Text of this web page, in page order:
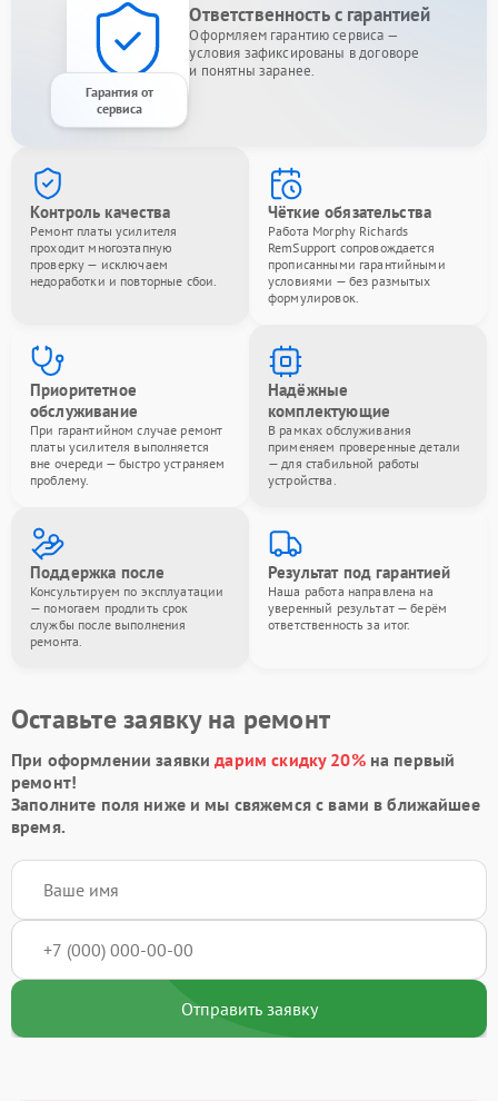
Гарантия от
сервиса
Ответственность с гарантией
Оформляем гарантию сервиса —
условия зафиксированы в договоре
и понятны заранее.
Контроль качества
Ремонт платы усилителя
проходит многоэтапную
проверку — исключаем
недоработки и повторные сбои.
Чёткие обязательства
Работа Morphy Richards
RemSupport сопровождается
прописанными гарантийными
условиями — без размытых
формулировок.
Приоритетное
обслуживание
При гарантийном случае ремонт
платы усилителя выполняется
вне очереди — быстро устраняем
проблему.
Надёжные
комплектующие
В рамках обслуживания
применяем проверенные детали
— для стабильной работы
устройства.
Поддержка после
Консультируем по эксплуатации
— помогаем продлить срок
службы после выполнения
ремонта.
Результат под гарантией
Наша работа направлена на
уверенный результат — берём
ответственность за итог.
Оставьте заявку на ремонт
При оформлении заявкидарим скидку 20%на первый
ремонт!
Заполните поля ниже и мы свяжемся с вами в ближайшее
время.
Отправить заявку